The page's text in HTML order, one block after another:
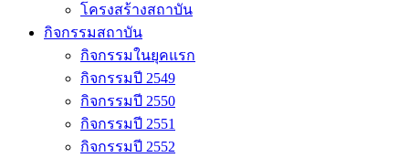
โครงสร้างสถาบัน
กิจกรรมสถาบัน
กิจกรรมในยุคแรก
กิจกรรมปี 2549
กิจกรรมปี 2550
กิจกรรมปี 2551
กิจกรรมปี 2552